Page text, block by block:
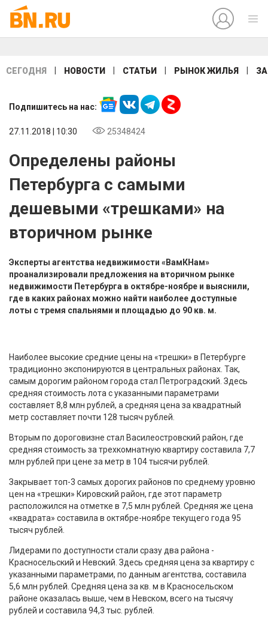
СЕГОДНЯ НОВОСТИ СТАТЬИ РЫНОК ЖИЛЬЯ
Подпишитесь на нас:
27.11.2018 | 10:30 25348424
Определены районы
Петербурга с самыми
дешевыми «трешками» на
вторичном рынке
Эксперты агентства недвижимости «ВамКНам»
проанализировали предложения на вторичном рынке
недвижимости Петербурга в октябре-ноябре и выяснили,
где в каких районах можно найти наиболее доступные
лоты с тремя спальнями и площадью до 90 кв. м.
Наиболее высокие средние цены на «трешки» в Петербурге
традиционно экспонируются в центральных районах. Так,
самым дорогим районом города стал Петроградский. Здесь
средняя стоимость лота с указанными параметрами
составляет 8,8 млн рублей, а средняя цена за квадратный
метр составляет почти 128 тысяч рублей.
Вторым по дороговизне стал Василеостровский район, где
средняя стоимость за трехкомнатную квартиру составила 7,7
млн рублей при цене за метр в 104 тысячи рублей.
Закрывает топ-3 самых дорогих районов по среднему уровню
цен на «трешки» Кировский район, где этот параметр
расположился на отметке в 7,5 млн рублей. Средняя же цена
«квадрата» составила в октябре-ноябре текущего года 95
тысяч рублей.
Лидерами по доступности стали сразу два района -
Красносельский и Невский. Здесь средняя цена за квартиру с
указанными параметрами, по данным агентства, составила
5,6 млн рублей. Средняя цена за кв. м в Красносельском
районе оказалась выше, чем в Невском, всего на тысячу
рублей и составила 94,3 тыс. рублей.